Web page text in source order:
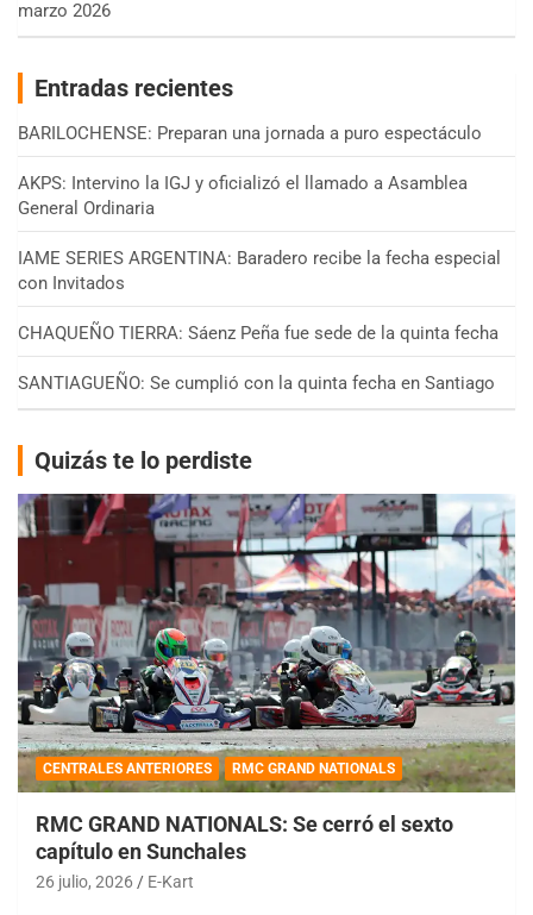
marzo 2026
Entradas recientes
BARILOCHENSE: Preparan una jornada a puro espectáculo
AKPS: Intervino la IGJ y oficializó el llamado a Asamblea
General Ordinaria
IAME SERIES ARGENTINA: Baradero recibe la fecha especial
con Invitados
CHAQUEÑO TIERRA: Sáenz Peña fue sede de la quinta fecha
SANTIAGUEÑO: Se cumplió con la quinta fecha en Santiago
Quizás te lo perdiste
CENTRALES ANTERIORES RMC GRAND NATIONALS
RMC GRAND NATIONALS: Se cerró el sexto
capítulo en Sunchales
26 julio, 2026 E-Kart